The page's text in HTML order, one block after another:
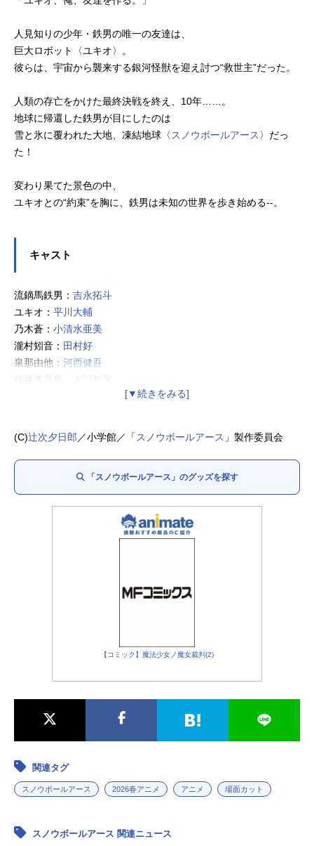
人見知りの少年・鉄男の唯一の友達は、
巨大ロボット〈ユキオ〉。
彼らは、宇宙から襲来する銀河怪獣を迎え討つ“救世主”だった。
人類の存亡をかけた最終決戦を終え、10年……。
地球に帰還した鉄男が目にしたのは
雪と氷に覆われた大地、凍結地球〈 スノウボールアース 〉だっ
た！
変わり果てた景色の中、
ユキオとの“約束”を胸に、鉄男は未知の世界を歩き始める--。
キャスト
流鏑馬鉄男： 吉永拓斗
ユキオ： 平川大輔
乃木蒼： 小清水亜美
瀧村矧音： 田村好
泉那由他： 河西健吾
桜井多見哉：
西園寺真琴：
森永千才
相模逸石：杉田智和
(C)辻次夕日郎 ／小学館／「 スノウボールアース 」製作委員会
「スノウボールアース」のグッズを探す
【コミック】魔法少女ノ魔女裁判(2)
関連タグ
スノウボールアース 2026春アニメ アニメ 場面カット
スノウボールアース 関連ニュース